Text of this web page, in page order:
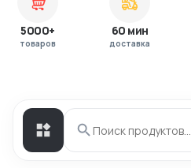
5000+
товаров
60 мин
доставка